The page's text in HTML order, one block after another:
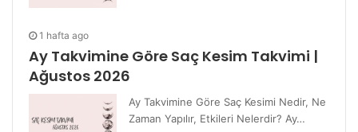
1 hafta ago
Ay Takvimine Göre Saç Kesim Takvimi |
Ağustos 2026
Ay Takvimine Göre Saç Kesimi Nedir, Ne
Zaman Yapılır, Etkileri Nelerdir? Ay…